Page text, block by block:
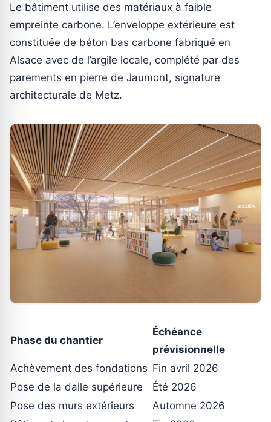
Le bâtiment utilise des matériaux à faible
empreinte carbone. L’enveloppe extérieure est
constituée de béton bas carbone fabriqué en
Alsace avec de l’argile locale, complété par des
parements en pierre de Jaumont, signature
architecturale de Metz.
Phase du chantier
Échéance
prévisionnelle
Achèvement des fondations Fin avril 2026
Pose de la dalle supérieure
Été 2026
Pose des murs extérieurs
Automne 2026